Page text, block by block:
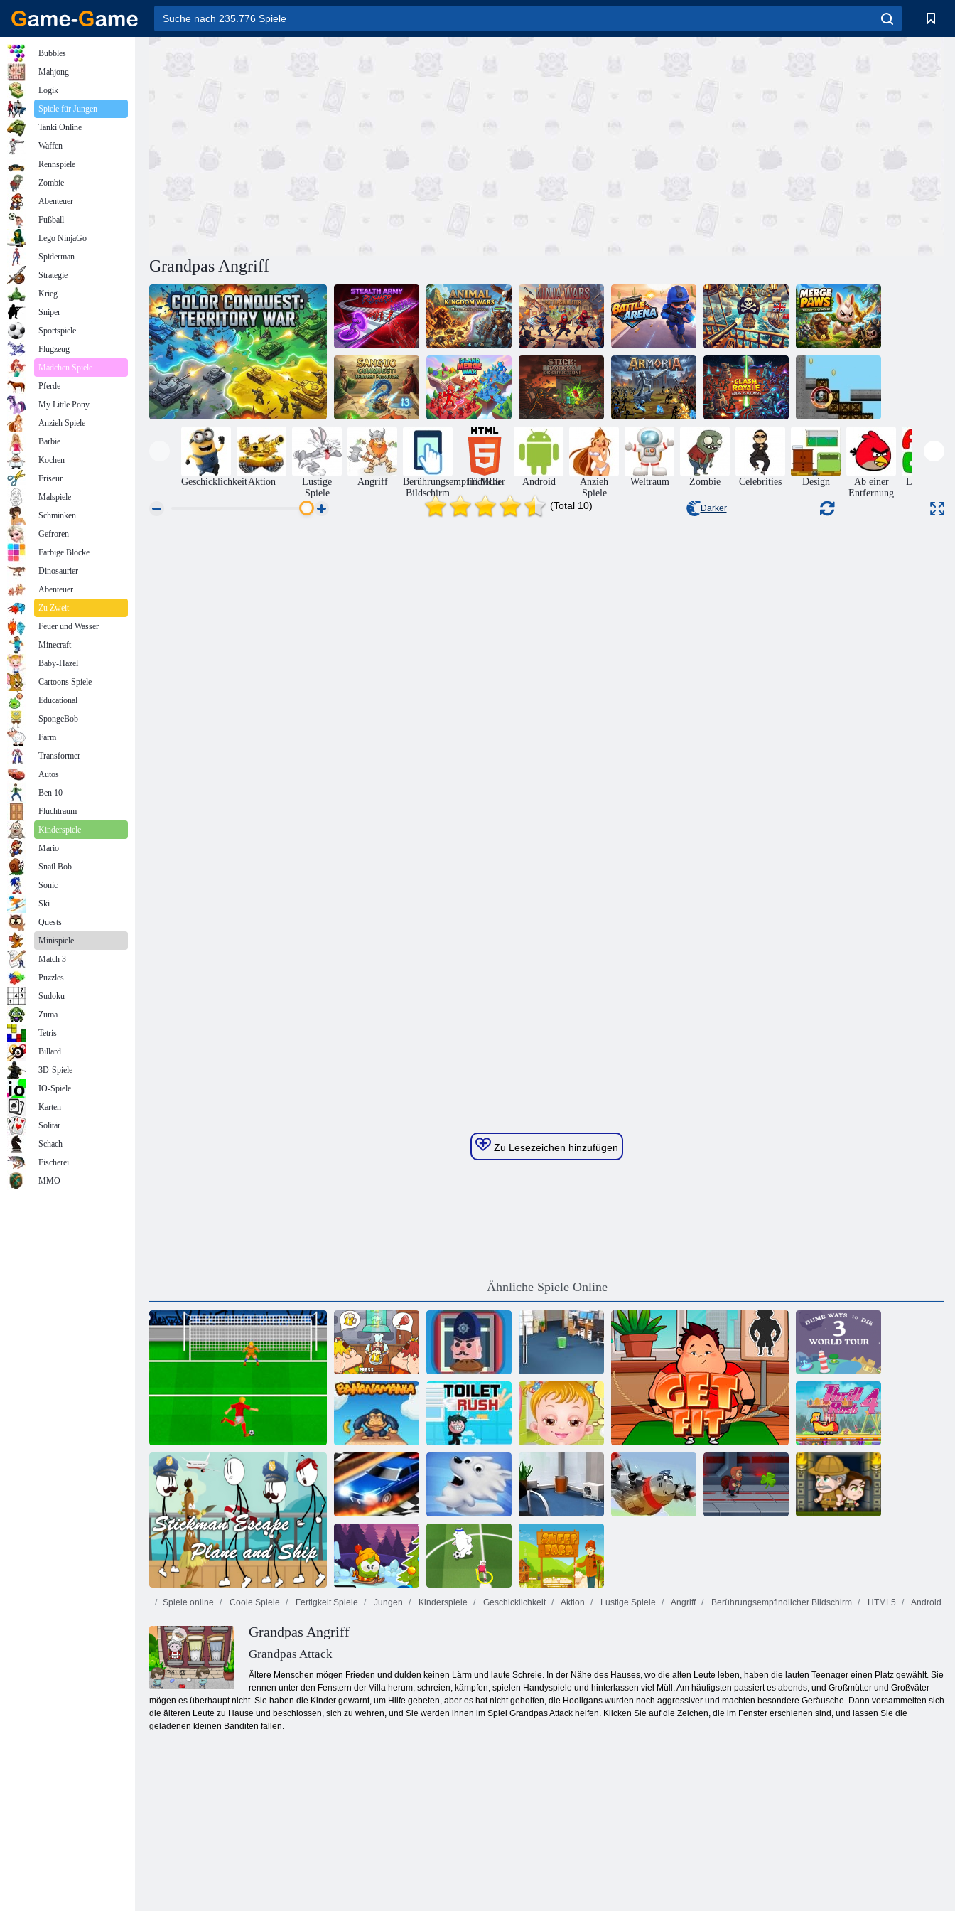
Grandpas Angriff
Stealth Army
Pusher
Tierreichkriege
Ninja Wars:
Kampfsimulator
Kampfarena Seekönige
Pfoten
zusammenführen
Sanguo erobert
dreizehn
Provinzen
Inselfusionskrieg
Stick: Taktik und
Zerstörung
Armoria
Clash Royale:
Außerirdische
gegen
Kolonisten
Inferno
GeschicklichkeitAktion
Lustige
Spiele
Angriff
Berührungsempfindlicher
Bildschirm
HTML5 Android
Anzieh
Spiele
Weltraum Zombie Celebrities Design
Ab einer
Entfernung
Lernspiele
(Total 10) Darker
Zu Lesezeichen hinzufügen
Ähnliche Spiele Online
Elfmeter Shootout: Euro Cup 2016
Wikingerkneipe Pie Angriff
Wirf einen
Papiermultiplayer
Dumme Wege, 3
Welttournee zu
sterben
Bananamania Toilette Rush 2
Stickman Escape- Flugzeug und Schiff
Baby-Hazel Bed
Time
Nervenkitzel
Rush 4
Race 3d ziehen Snow Globe
Wirf ein Papier
2
Spiele online Coole Spiele Fertigkeit Spiele Jungen Kinderspiele Geschicklichkeit Aktion Lustige Spiele Angriff Berührungsempfindlicher Bildschirm HTML5 Android
Grandpas Angriff
Grandpas Attack
Ältere Menschen mögen Frieden und dulden keinen Lärm und laute Schreie. In der Nähe des Hauses, wo die alten Leute leben, haben die lauten Teenager einen Platz gewählt. Sie
rennen unter den Fenstern der Villa herum, schreien, kämpfen, spielen Handyspiele und hinterlassen viel Müll. Am häufigsten passiert es abends, und Großmütter und Großväter
mögen es überhaupt nicht. Sie haben die Kinder gewarnt, um Hilfe gebeten, aber es hat nicht geholfen, die Hooligans wurden noch aggressiver und machten besondere Geräusche. Dann versammelten sich
die älteren Leute zu Hause und beschlossen, sich zu wehren, und Sie werden ihnen im Spiel Grandpas Attack helfen. Klicken Sie auf die Zeichen, die im Fenster erschienen sind, und lassen Sie die
geladenen kleinen Banditen fallen.
Bubbles
Mahjong
Logik
Spiele für Jungen
Tanki Online
Waffen
Rennspiele
Zombie
Abenteuer
Fußball
Lego NinjaGo
Spiderman
Strategie
Krieg
Sniper
Sportspiele
Flugzeug
Mädchen Spiele
Pferde
My Little Pony
Anzieh Spiele
Barbie
Kochen
Friseur
Malspiele
Schminken
Gefroren
Farbige Blöcke
Dinosaurier
Abenteuer
Zu Zweit
Feuer und Wasser
Minecraft
Baby-Hazel
Cartoons Spiele
Educational
SpongeBob
Farm
Transformer
Autos
Ben 10
Fluchtraum
Kinderspiele
Mario
Snail Bob
Sonic
Ski
Quests
Minispiele
Match 3
Puzzles
Sudoku
Zuma
Tetris
Billard
3D-Spiele
IO-Spiele
Karten
Solitär
Schach
Fischerei
MMO